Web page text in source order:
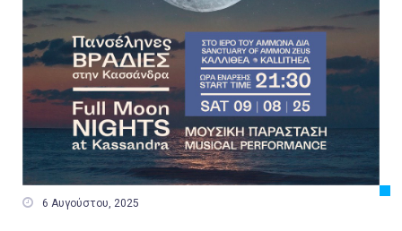
 6 Αυγούστου, 2025
Αστυνομικό Δελτίο